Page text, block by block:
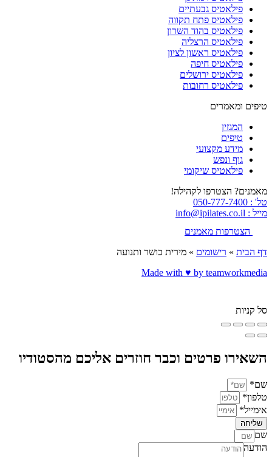
פילאטיס גבעתיים
פילאטיס פתח תקווה
פילאטיס בהוד השרון
פילאטיס הרצליה
פילאטיס ראשון לציון
פילאטיס חיפה
פילאטיס ירושלים
פילאטיס רחובות
טיפים ומאמרים
המגזין
טיפים
מידע מקצועי
גוף ונפש
פילאטיס שיקומי
מאמנים? הצטרפו לקהילה!
טל' : 050-777-7400
מייל : info@ipilates.co.il
הצטרפות מאמנים
דף הבית » רישומים » מירית כושר ותנועה
Made with ♥️ by teamworkmedia
סל קניות
השאירו פרטים וכבר חוזרים אליכם מהסטודיו
שם*
טלפון*
אימייל*
שליחה
שם
הודעה